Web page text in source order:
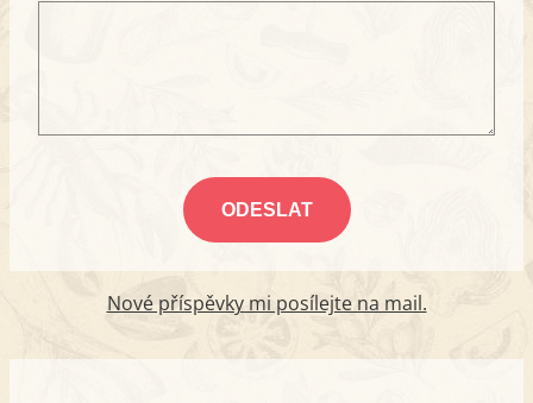
Nové příspěvky mi posílejte na mail.